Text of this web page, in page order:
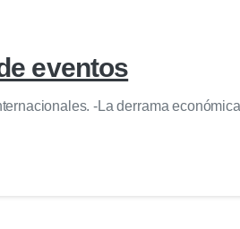
eventos
-La derrama